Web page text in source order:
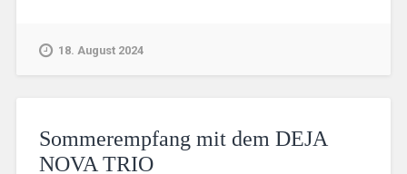
18. August 2024
Sommerempfang mit dem DEJA
NOVA TRIO